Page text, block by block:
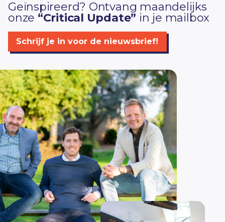
Geïnspireerd? Ontvang maandelijks
onze “Critical Update” in je mailbox
Schrijf je in voor de nieuwsbrief!